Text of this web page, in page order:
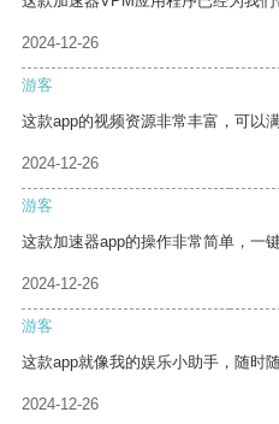
2024-12-26
游客
这款app的视频资源非常丰富，可以
2024-12-26
游客
这款加速器app的操作非常简单，一
2024-12-26
游客
这款app就像我的娱乐小助手，随时
2024-12-26